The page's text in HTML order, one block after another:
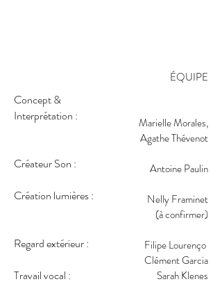
Concept &
Interprétation :
Créateur Son :
Création lumières :
Regard extérieur :
Travail vocal :
ÉQUIPE
Marielle Morales,
Agathe Thévenot
Antoine Paulin
Nelly Framinet
(à confirmer)
Filipe Lourenço
Clément Garcia
Sarah Klenes